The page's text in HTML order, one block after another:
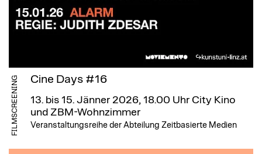
FILMSCREENING Cine Days #16
13. bis 15. Jänner 2026, 18.00 Uhr City Kino
und ZBM-Wohnzimmer
Veranstaltungsreihe der Abteilung Zeitbasierte Medien